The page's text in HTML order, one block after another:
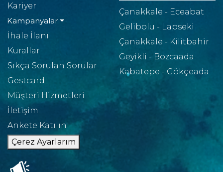
Kariyer
Kampanyalar
İhale İlanı
Kurallar
Sıkça Sorulan Sorular
Gestcard
Müşteri Hizmetleri
İletişim
Ankete Katılın
Çerez Ayarlarım
Çanakkale - Eceabat
Gelibolu - Lapseki
Çanakkale - Kilitbahir
Geyikli - Bozcaada
Kabatepe - Gökçeada